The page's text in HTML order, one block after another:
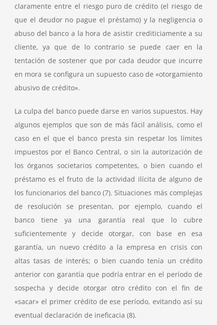
claramente entre el riesgo puro de crédito (el riesgo de
que el deudor no pague el préstamo) y la negligencia o
abuso del banco a la hora de asistir crediticiamente a su
cliente, ya que de lo contrario se puede caer en la
tentación de sostener que por cada deudor que incurre
en mora se configura un supuesto caso de «otorgamiento
abusivo de crédito».
La culpa del banco puede darse en varios supuestos. Hay
algunos ejemplos que son de más fácil análisis, como el
caso en el que el banco presta sin respetar los límites
impuestos por el Banco Central, o sin la autorización de
los órganos societarios competentes, o bien cuando el
préstamo es el fruto de la actividad ilícita de alguno de
los funcionarios del banco(7). Situaciones más complejas
de resolución se presentan, por ejemplo, cuando el
banco tiene ya una garantía real que lo cubre
suficientemente y decide otorgar, con base en esa
garantía, un nuevo crédito a la empresa en crisis con
altas tasas de interés; o bien cuando tenía un crédito
anterior con garantía que podría entrar en el período de
sospecha y decide otorgar otro crédito con el fin de
«sacar» el primer crédito de ese período, evitando así su
eventual declaración de ineficacia (8).